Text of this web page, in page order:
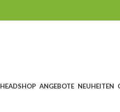
HEADSHOP ANGEBOTE NEUHEITEN